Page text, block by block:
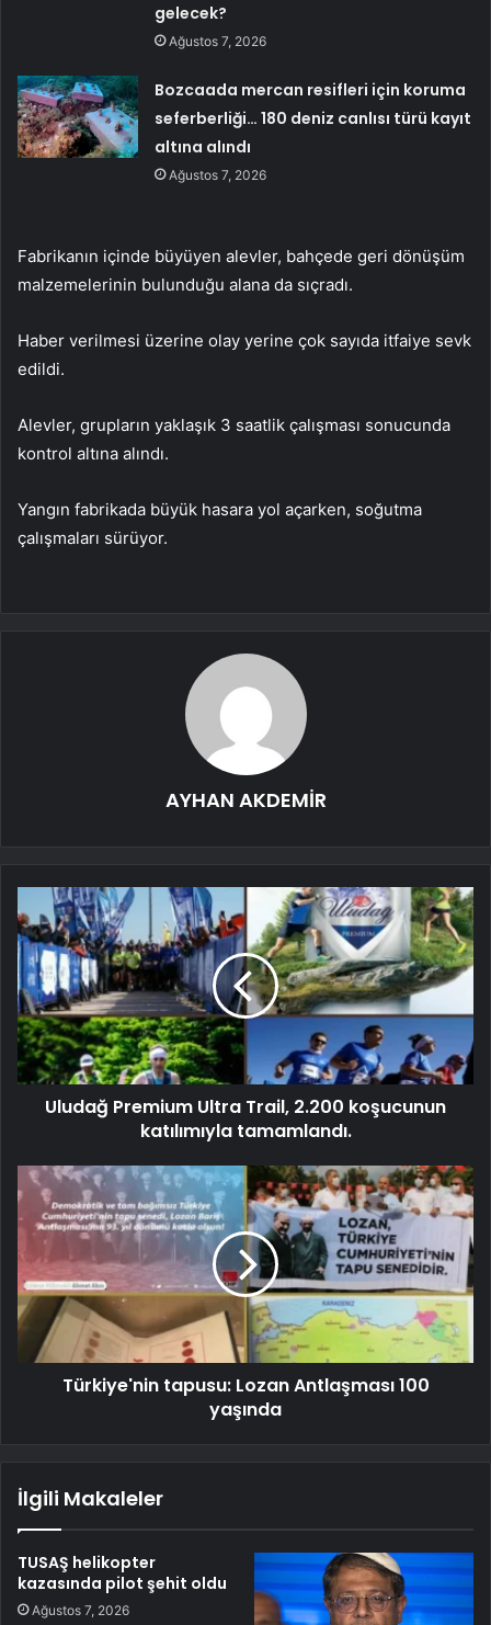
gelecek?
Ağustos 7, 2026
Bozcaada mercan resifleri için koruma
seferberliği… 180 deniz canlısı türü kayıt
altına alındı
Ağustos 7, 2026
Fabrikanın içinde büyüyen alevler, bahçede geri dönüşüm
malzemelerinin bulunduğu alana da sıçradı.
Haber verilmesi üzerine olay yerine çok sayıda itfaiye sevk
edildi.
Alevler, grupların yaklaşık 3 saatlik çalışması sonucunda
kontrol altına alındı.
Yangın fabrikada büyük hasara yol açarken, soğutma
çalışmaları sürüyor.
AYHAN AKDEMİR
Uludağ Premium Ultra Trail, 2.200 koşucunun
katılımıyla tamamlandı.
Türkiye'nin tapusu: Lozan Antlaşması 100
yaşında
İlgili Makaleler
TUSAŞ helikopter
kazasında pilot şehit oldu
Ağustos 7, 2026